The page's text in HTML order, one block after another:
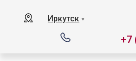
Иркутск ▼
+7